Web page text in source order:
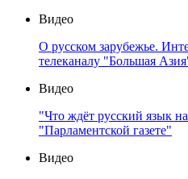
Видео
О русском зарубежье.
телеканалу "Большая
Видео
"Что ждёт русский язык
"Парламентской газете"
Видео